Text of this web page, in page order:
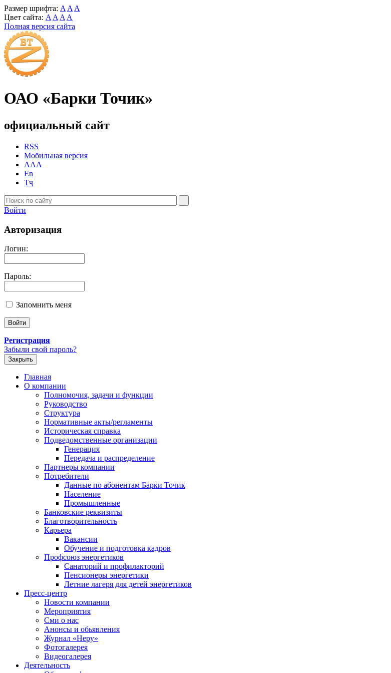
Размер шрифта: A A A
Цвет сайта: A A A A
Полная версия сайта
ОАО «Барки Точик»
официальный сайт
RSS
Мобильная версия
AAA
En
Тҷ
Войти
Авторизация
Логин:
Пароль:
Запомнить меня
Регистрация
Забыли свой пароль?
Закрыть
Главная
О компании
Полномочия, задачи и функции
Руководство
Структура
Нормативные акты/регламенты
Историческая справка
Подведомственные организации
Генерация
Передача и распределение
Партнеры компании
Потребители
Данные по абонентам Барки Точик
Население
Промышленные
Банковские реквизиты
Благотворительность
Карьера
Вакансии
Обучение и подготовка кадров
Профсоюз энергетиков
Санаторий и профилакторий
Пенсионеры энергетики
Летние лагеря для детей энергетиков
Пресс-центр
Новости компании
Мероприятия
Сми о нас
Анонсы и обьявления
Журнал «Неру»
Фотогалерея
Видеогалерея
Деятельность